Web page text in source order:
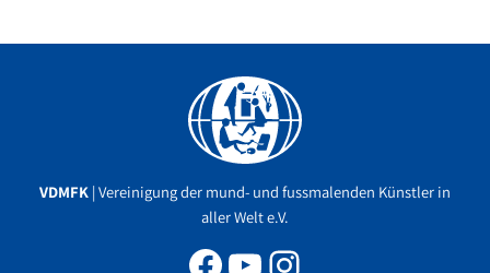
VDMFK | Vereinigung der mund- und fussmalenden Künstler in
aller Welt e.V.
Facebook
YouTube
Instagram